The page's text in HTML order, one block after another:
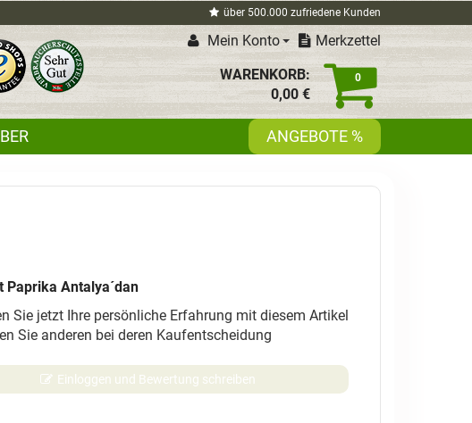
über 500.000 zufriedene Kunden
Mein Konto Merkzettel
0
WARENKORB:
0,00 €
ANGEBOTE %
Paprika Antalya´dan
Sie jetzt Ihre persönliche Erfahrung mit diesem Artikel
Sie anderen bei deren Kaufentscheidung
Einloggen und Bewertung schreiben